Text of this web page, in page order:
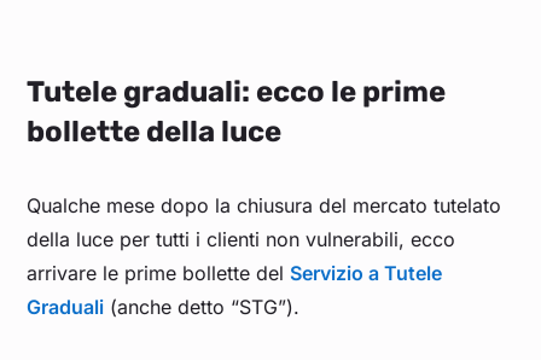
Tutele graduali: ecco le prime
bollette della luce
Qualche mese dopo la chiusura del mercato tutelato
della luce per tutti i clienti non vulnerabili, ecco
arrivare le prime bollette del Servizio a Tutele
Graduali (anche detto “STG”).